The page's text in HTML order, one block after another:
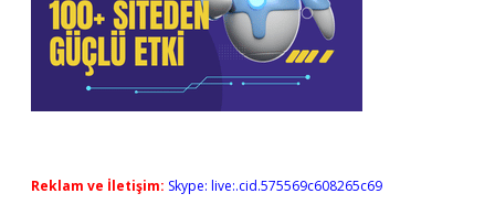
Reklam ve İletişim: Skype: live:.cid.575569c608265c69